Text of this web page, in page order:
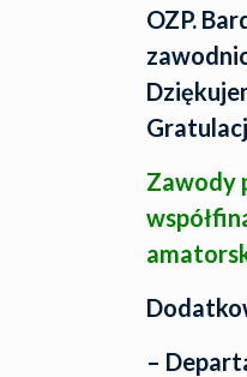
OZP.
Zawody
–